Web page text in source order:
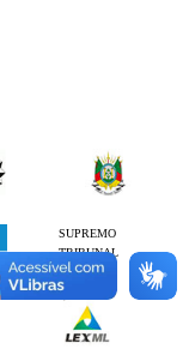
SUPREMO
TRIBUNAL
FEDERAL